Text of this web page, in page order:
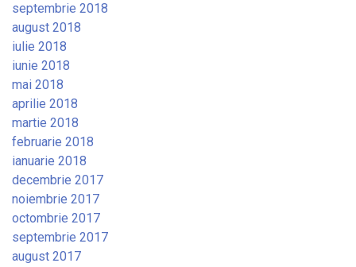
septembrie 2018
august 2018
iulie 2018
iunie 2018
mai 2018
aprilie 2018
martie 2018
februarie 2018
ianuarie 2018
decembrie 2017
noiembrie 2017
octombrie 2017
septembrie 2017
august 2017